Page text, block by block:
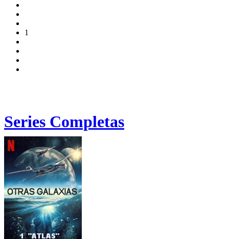
1
Series Completas